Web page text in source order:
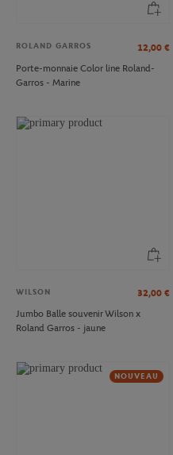
ROLAND GARROS 12,00 €
Porte-monnaie Color line Roland-
Garros - Marine
WILSON 32,00 €
Jumbo Balle souvenir Wilson x
Roland Garros - jaune
NOUVEAU